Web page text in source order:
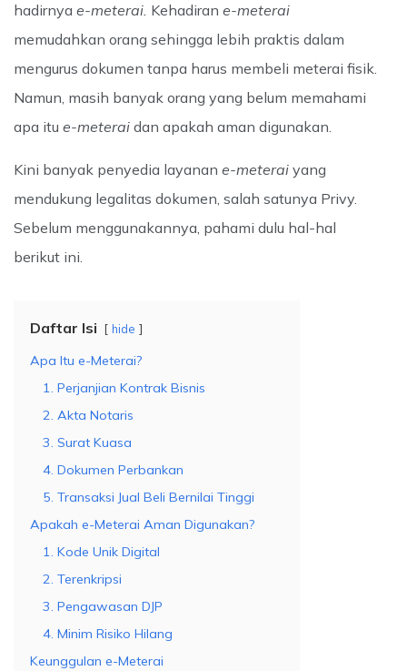
hadirnya e-meterai. Kehadiran e-meterai
memudahkan orang sehingga lebih praktis dalam
mengurus dokumen tanpa harus membeli meterai fisik.
Namun, masih banyak orang yang belum memahami
apa itu e-meterai dan apakah aman digunakan.
Kini banyak penyedia layanan e-meterai yang
mendukung legalitas dokumen, salah satunya Privy.
Sebelum menggunakannya, pahami dulu hal-hal
berikut ini.
Daftar Isi hide
Apa Itu e-Meterai?
1. Perjanjian Kontrak Bisnis
2. Akta Notaris
3. Surat Kuasa
4. Dokumen Perbankan
5. Transaksi Jual Beli Bernilai Tinggi
Apakah e-Meterai Aman Digunakan?
1. Kode Unik Digital
2. Terenkripsi
3. Pengawasan DJP
4. Minim Risiko Hilang
Keunggulan e-Meterai